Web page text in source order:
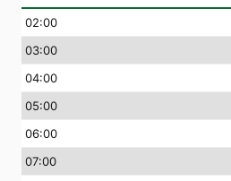
02:00
03:00
04:00
05:00
06:00
07:00